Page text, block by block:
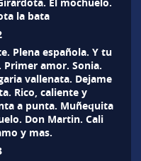
la bata
Plena española. Y tu
Primer amor. Sonia.
vallenata. Dejame
Rico, caliente y
a punta. Muñequita
Don Martin. Cali
y mas.